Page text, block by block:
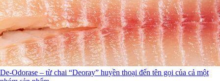
De-Odorase – từ chai “Deoray” huyền thoại đến tên gọi của cả một